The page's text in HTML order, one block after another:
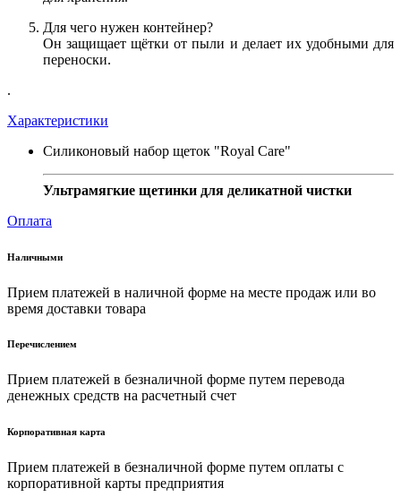
Для чего нужен контейнер?
Он защищает щётки от пыли и делает их удобными для
переноски.
.
Характеристики
Силиконовый набор щеток "Royal Care"
Ультрамягкие щетинки для деликатной чистки
Оплата
Наличными
Прием платежей в наличной форме на месте продаж или во
время доставки товара
Перечислением
Прием платежей в безналичной форме путем перевода
денежных средств на расчетный счет
Корпоративная карта
Прием платежей в безналичной форме путем оплаты с
корпоративной карты предприятия